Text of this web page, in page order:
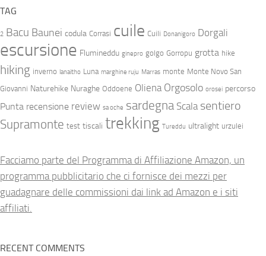
TAG
2 Bacu Baunei codula Corrasi cuile Cuili Donanigoro Dorgali
escursione Flumineddu ginepro golgo Gorropu grotta hike
hiking inverno lanaitho Luna marghine ruju Marras monte Monte Novo San
Giovanni Naturehike Nuraghe Oddoene Oliena Orgosolo orosei percorso
Punta recensione review sa oche sardegna Scala sentiero
Supramonte test tiscali trekking Tureddu ultralight urzulei
Facciamo parte del Programma di Affiliazione Amazon, un
programma pubblicitario che ci fornisce dei mezzi per
guadagnare delle commissioni dai link ad Amazon e i siti
affiliati.
RECENT COMMENTS